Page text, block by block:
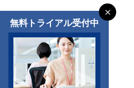
無料トライアル受付中